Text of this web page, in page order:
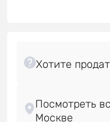
Посмотреть